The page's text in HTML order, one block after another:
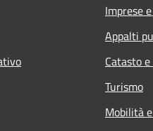
Imprese
Appalti
Catasto
Turismo
Mobilità